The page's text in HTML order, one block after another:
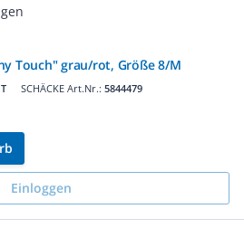
Touch" grau/rot, Größe 8/M
SCHÄCKE Art.Nr.: 5844479
Einloggen